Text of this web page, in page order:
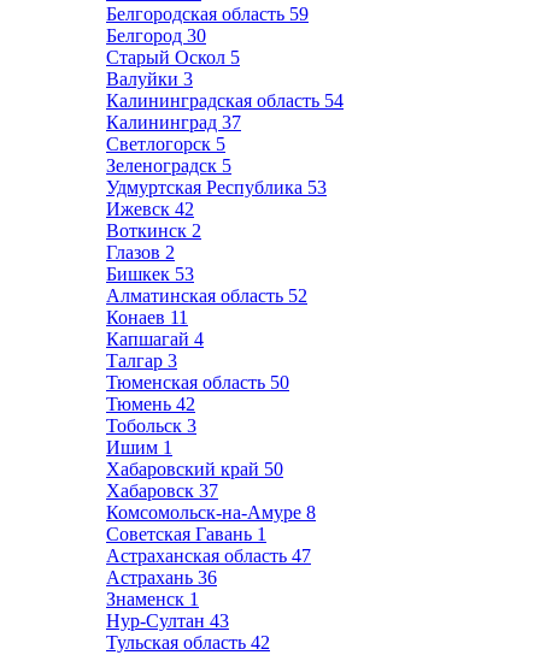
Белгородская область 59
Белгород 30
Старый Оскол 5
Валуйки 3
Калининградская область 54
Калининград 37
Светлогорск 5
Зеленоградск 5
Удмуртская Республика 53
Ижевск 42
Воткинск 2
Глазов 2
Бишкек 53
Алматинская область 52
Конаев 11
Капшагай 4
Талгар 3
Тюменская область 50
Тюмень 42
Тобольск 3
Ишим 1
Хабаровский край 50
Хабаровск 37
Комсомольск-на-Амуре 8
Советская Гавань 1
Астраханская область 47
Астрахань 36
Знаменск 1
Нур-Султан 43
Тульская область 42